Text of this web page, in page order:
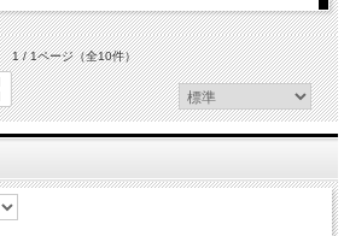
1 / 1ページ（全10件）